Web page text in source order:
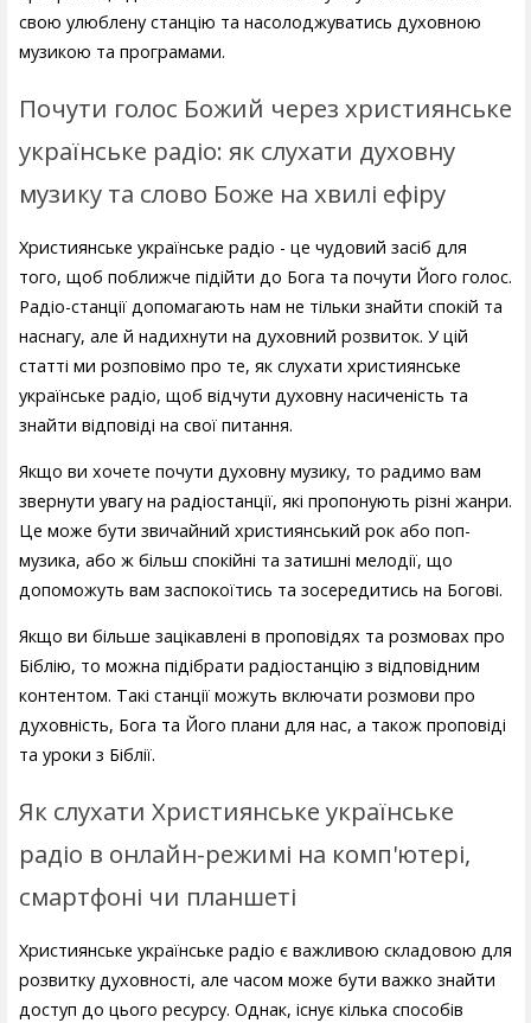
свою улюблену станцію та насолоджуватись духовною
музикою та програмами.
Почути голос Божий через християнське
українське радіо: як слухати духовну
музику та слово Боже на хвилі ефіру
Християнське українське радіо - це чудовий засіб для
того, щоб поближче підійти до Бога та почути Його голос.
Радіо-станції допомагають нам не тільки знайти спокій та
наснагу, але й надихнути на духовний розвиток. У цій
статті ми розповімо про те, як слухати християнське
українське радіо, щоб відчути духовну насиченість та
знайти відповіді на свої питання.
Якщо ви хочете почути духовну музику, то радимо вам
звернути увагу на радіостанції, які пропонують різні жанри.
Це може бути звичайний християнський рок або поп-
музика, або ж більш спокійні та затишні мелодії, що
допоможуть вам заспокоїтись та зосередитись на Богові.
Якщо ви більше зацікавлені в проповідях та розмовах про
Біблію, то можна підібрати радіостанцію з відповідним
контентом. Такі станції можуть включати розмови про
духовність, Бога та Його плани для нас, а також проповіді
та уроки з Біблії.
Як слухати Християнське українське
радіо в онлайн-режимі на комп'ютері,
смартфоні чи планшеті
Християнське українське радіо є важливою складовою для
розвитку духовності, але часом може бути важко знайти
доступ до цього ресурсу. Однак, існує кілька способів